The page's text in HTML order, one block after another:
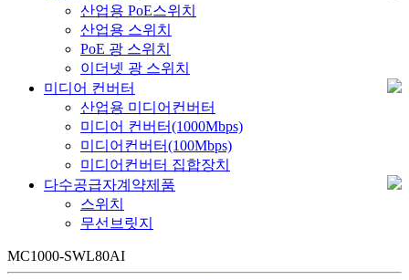
산업용 PoE스위치
산업용 스위치
PoE 광 스위치
이더넷 광 스위치
미디어 컨버터
산업용 미디어컨버터
미디어 컨버터(1000Mbps)
미디어컨버터(100Mbps)
미디어컨버터 집합장치
다수공급자계약제품
스위치
무선브릿지
MC1000-SWL80AI